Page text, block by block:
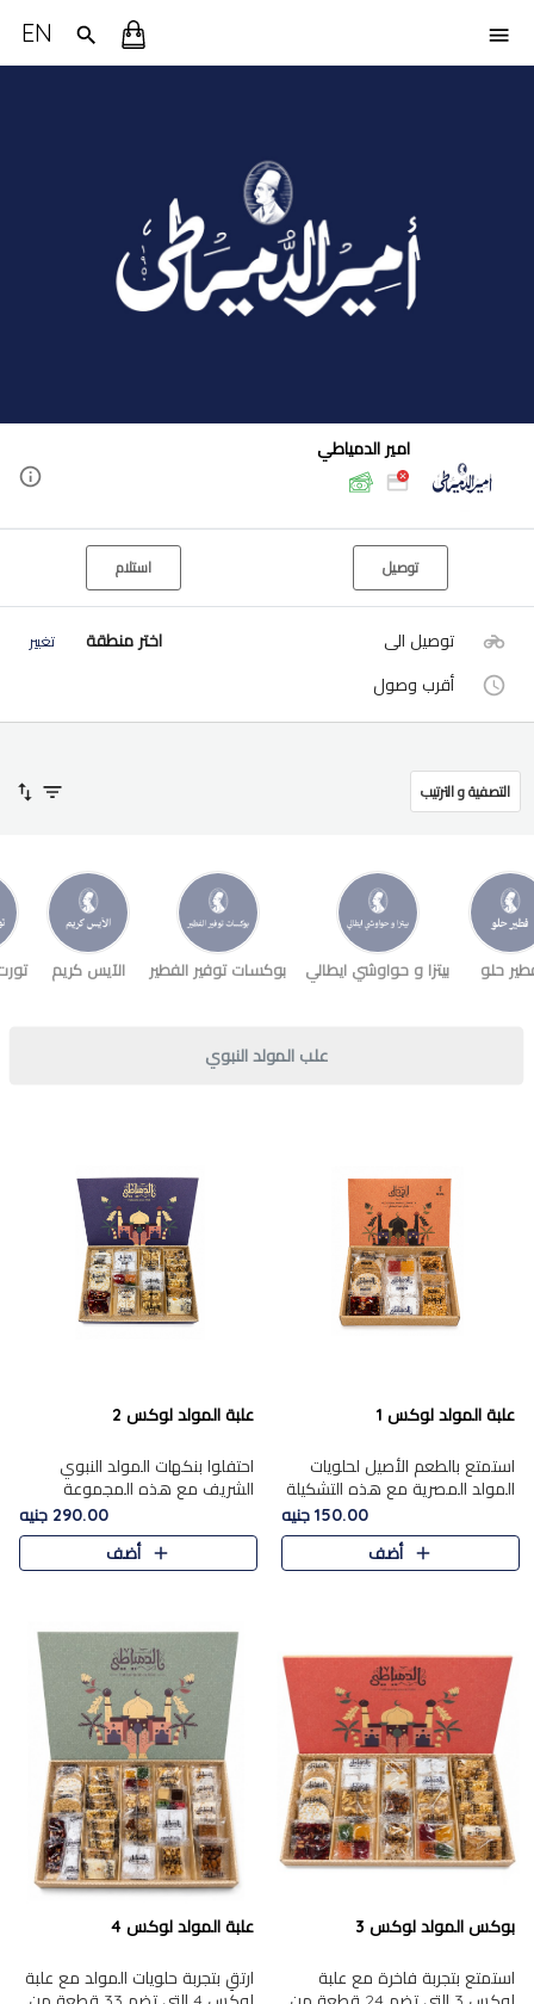
EN
امير الدمياطي
توصيل استلام
توصيل الى اختر منطقة تغيير
أقرب وصول
التصفية و الترتيب
حلو بيتزا و حواوشي ايطالي بوكسات توفير الفطير الآيس كريم
علب المولد النبوي
علبة المولد لوكس 1
استمتع بالطعم الأصيل لحلويات
المولد المصرية مع هذه التشكيلة
المختارة بعناية من 9 قطع. تتضمن
التشكيلة جوزرية مع فول،ملبان
150.00 جنيه
أضف
علبة المولد لوكس 2
احتفلوا بنكهات المولد النبوي
الشريف مع هذه المجموعة
الفاخرة المكونة من 19 قطعة،
والتي تم اختيارها بعناية فائقة لتُبرز
تشكيلة واسعة من الحلويات
290.00 جنيه
أضف
بوكس المولد لوكس 3
استمتع بتجربة فاخرة مع علبة
علبة المولد لوكس 4
ارتقِ بتجربة حلويات المولد مع علبة